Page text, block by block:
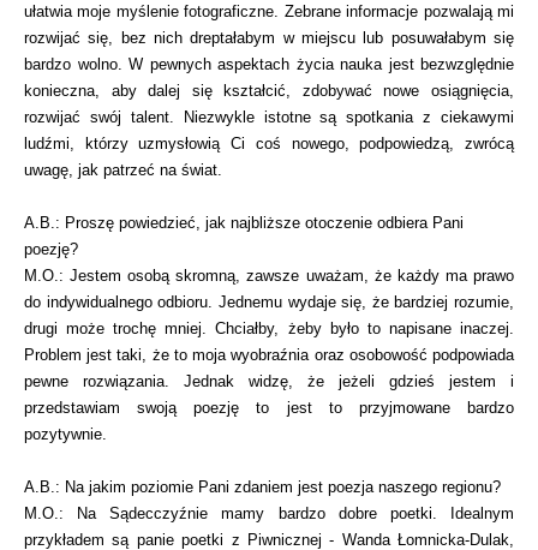
ułatwia moje myślenie fotograficzne. Zebrane informacje pozwalają mi
rozwijać się, bez nich dreptałabym w miejscu lub posuwałabym się
bardzo wolno. W pewnych aspektach życia nauka jest bezwzględnie
konieczna, aby dalej się kształcić, zdobywać nowe osiągnięcia,
rozwijać swój talent. Niezwykle istotne są spotkania z ciekawymi
ludźmi, którzy uzmysłowią Ci coś nowego, podpowiedzą, zwrócą
uwagę, jak patrzeć na świat.
A.B.: Proszę powiedzieć, jak najbliższe otoczenie odbiera Pani
poezję?
M.O.: Jestem osobą skromną, zawsze uważam, że każdy ma prawo
do indywidualnego odbioru. Jednemu wydaje się, że bardziej rozumie,
drugi może trochę mniej. Chciałby, żeby było to napisane inaczej.
Problem jest taki, że to moja wyobraźnia oraz osobowość podpowiada
pewne rozwiązania. Jednak widzę, że jeżeli gdzieś jestem i
przedstawiam swoją poezję to jest to przyjmowane bardzo
pozytywnie.
A.B.: Na jakim poziomie Pani zdaniem jest poezja naszego regionu?
M.O.: Na Sądecczyźnie mamy bardzo dobre poetki. Idealnym
przykładem są panie poetki z Piwnicznej - Wanda Łomnicka-Dulak,